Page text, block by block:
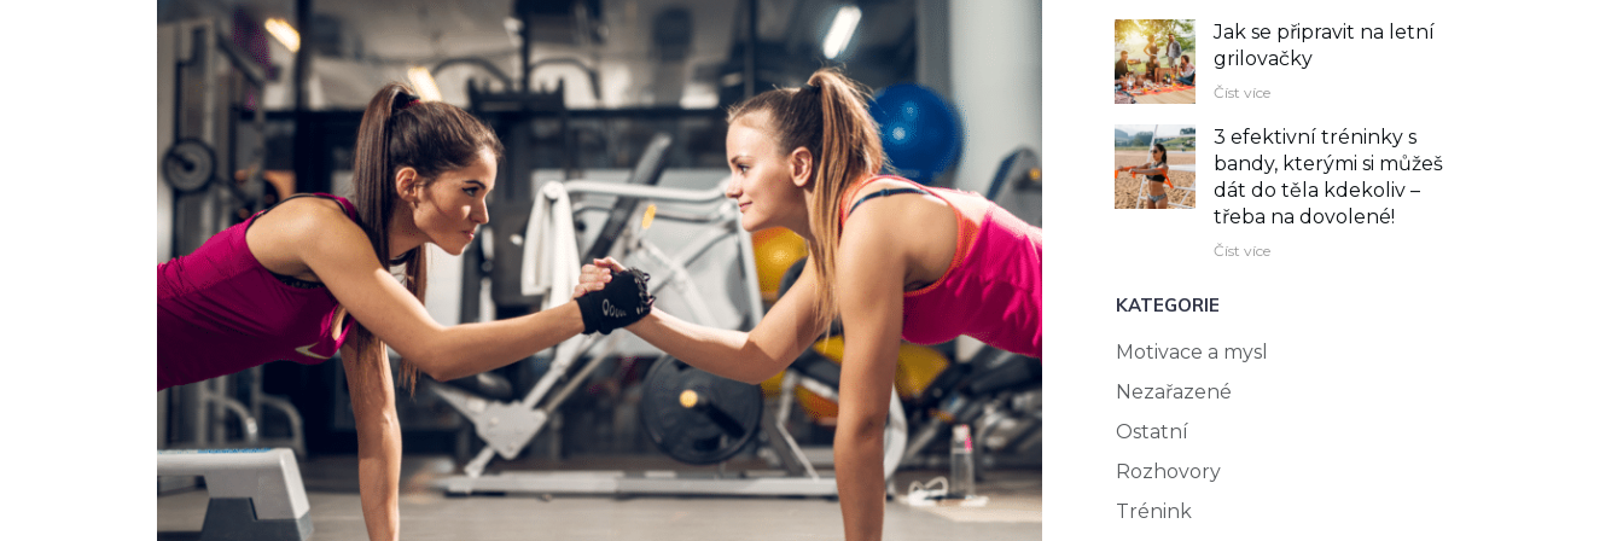
Jak se připravit na letní
grilovačky
Číst více
3 efektivní tréninky s
bandy, kterými si můžeš
dát do těla kdekoliv –⁠
třeba na dovolené!
Číst více
KATEGORIE
Motivace a mysl
Nezařazené
Ostatní
Rozhovory
Trénink